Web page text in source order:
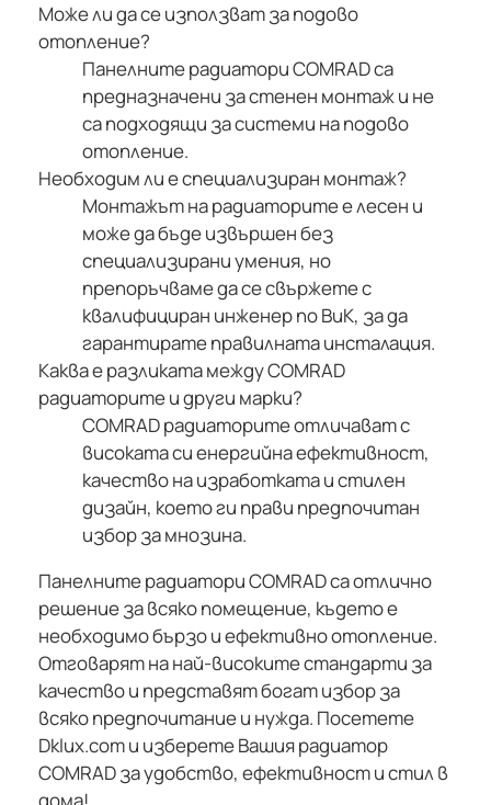
Може ли да се използват за подово
отопление?
Панелните радиатори COMRAD са
предназначени за стенен монтаж и не
са подходящи за системи на подово
отопление.
Необходим ли е специализиран монтаж?
Монтажът на радиаторите е лесен и
може да бъде извършен без
специализирани умения, но
препоръчваме да се свържете с
квалифициран инженер по ВиК, за да
гарантирате правилната инсталация.
Каква е разликата между COMRAD
радиаторите и други марки?
COMRAD радиаторите отличават с
високата си енергийна ефективност,
качество на изработката и стилен
дизайн, което ги прави предпочитан
избор за мнозина.
Панелните радиатори COMRAD са отлично
решение за всяко помещение, където е
необходимо бързо и ефективно отопление.
Отговарят на най-високите стандарти за
качество и представят богат избор за
всяко предпочитание и нужда. Посетете
Dklux.com и изберете Вашия радиатор
COMRAD за удобство, ефективност и стил в